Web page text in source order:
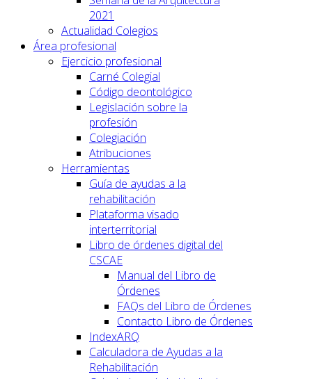
2021
Actualidad Colegios
Área profesional
Ejercicio profesional
Carné Colegial
Código deontológico
Legislación sobre la
profesión
Colegiación
Atribuciones
Herramientas
Guía de ayudas a la
rehabilitación
Plataforma visado
interterritorial
Libro de órdenes digital del
CSCAE
Manual del Libro de
Órdenes
FAQs del Libro de Órdenes
Contacto Libro de Órdenes
IndexARQ
Calculadora de Ayudas a la
Rehabilitación